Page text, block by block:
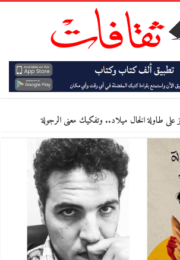
على طاولة الخال ميلاد.. وتفكيك معنى الرجولة